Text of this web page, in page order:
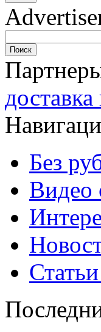
доставка
Без
Видео